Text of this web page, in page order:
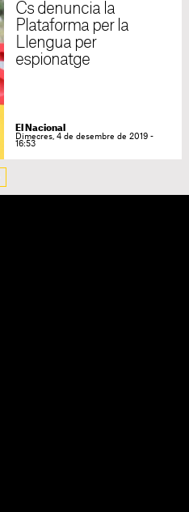
Cs denuncia la
Plataforma per la
Llengua per
espionatge
El Nacional
Dimecres, 4 de desembre de 2019 -
16:53